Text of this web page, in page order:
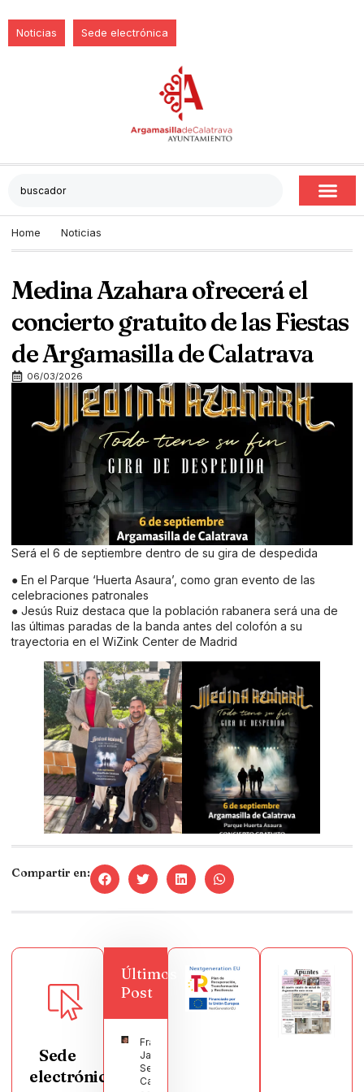
Noticias Sede electrónica
Home Noticias
Medina Azahara ofrecerá el
concierto gratuito de las Fiestas
de Argamasilla de Calatrava
06/03/2026
Será el 6 de septiembre dentro de su gira de despedida
● En el Parque ‘Huerta Asaura’, como gran evento de las
celebraciones patronales
● Jesús Ruiz destaca que la población rabanera será una de
las últimas paradas de la banda antes del colofón a su
trayectoria en el WiZink Center de Madrid
Compartir en:
Sede
electrónica
Últimos
Post
Francisco
Javier
Segura
Castellanos